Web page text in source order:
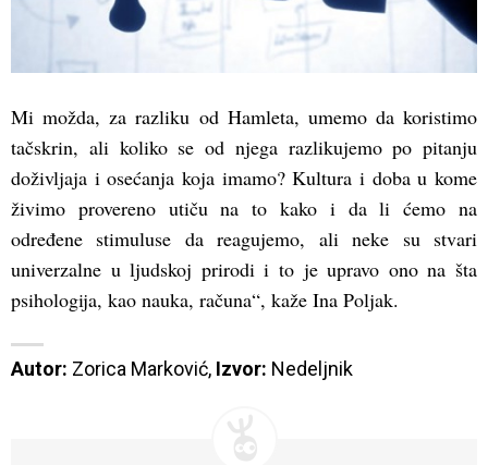
Mi možda, za razliku od Hamleta, umemo da koristimo
tačskrin, ali koliko se od njega razlikujemo po pitanju
doživljaja i osećanja koja imamo? Kultura i doba u kome
živimo provereno utiču na to kako i da li ćemo na
određene stimuluse da reagujemo, ali neke su stvari
univerzalne u ljudskoj prirodi i to je upravo ono na šta
psihologija, kao nauka, računa“, kaže Ina Poljak.
Autor: Zorica Marković, Izvor: Nedeljnik